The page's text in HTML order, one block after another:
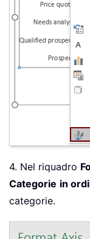
4. Nel riquadro
Categorie in
categorie.